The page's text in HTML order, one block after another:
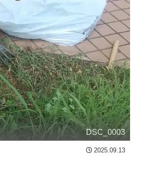
DSC_0003
2025.09.13